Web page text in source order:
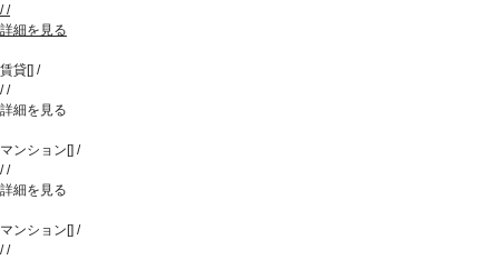
//
詳細を見る
賃貸[] /
//
詳細を見る
マンション [] /
//
詳細を見る
マンション [] /
//